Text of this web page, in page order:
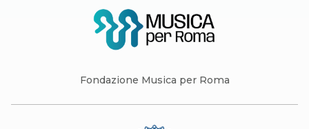
Fondazione Musica per Roma